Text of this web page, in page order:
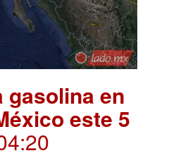
gasolina en
este 5